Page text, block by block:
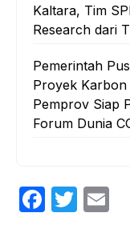
Kaltara, Tim
Research dari
Pemerintah
Proyek Karbon
Pemprov Siap
Forum Dunia
F
T